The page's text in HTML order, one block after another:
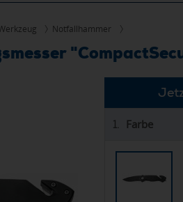
Notfallhammer
1. Farbe